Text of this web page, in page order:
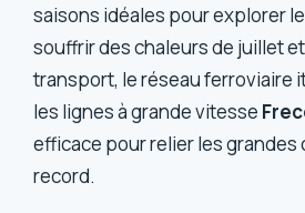
saisons idéales pour explorer
souffrir des chaleurs de juillet
transport, le réseau ferroviaire
les lignes à grande vitesse
efficace pour relier les grandes
record.